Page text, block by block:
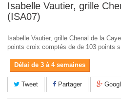
Isabelle Vautier, grille
(ISA07)
Isabelle Vautier, grille Chenal de la
points croix comptés de de 103 points
Délai de 3 à 4 semaines
Tweet Partager